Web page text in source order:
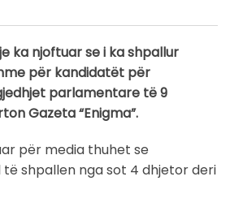
ka njoftuar se i ka shpallur
për kandidatët për
parlamentare të 9
Gazeta “Enigma”.
për media thuhet se
shpallen nga sot 4 dhjetor deri